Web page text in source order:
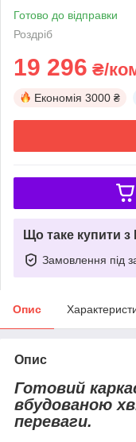
Готово до відправки
Роздріб
19 296 ₴/
Економія 3000 ₴
Що таке купити
Замовлення під
Опис
Опис
Готовий
вбудованою
переваги.